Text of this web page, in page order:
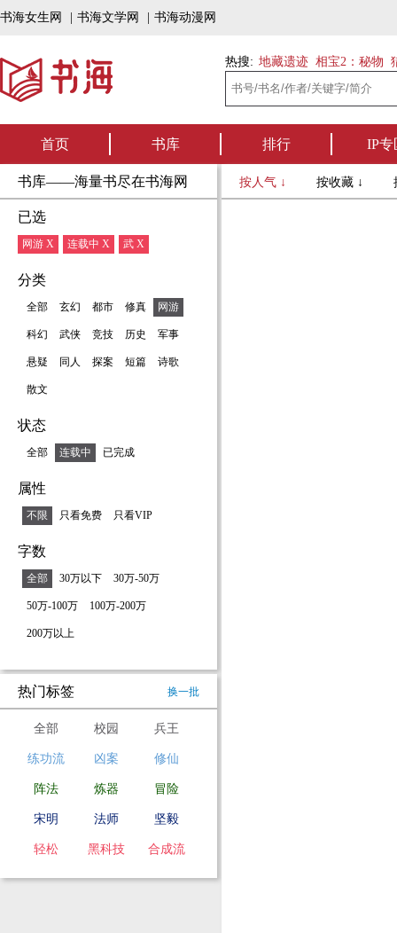
书海女生网 书海文学网 书海动漫网
热搜: 地藏遗迹 相宝2：秘物
首页 书库 排行 IP专
书库——海量书尽在书海网
已选
网游 X 连载中 X 武 X
分类
全部 玄幻 都市 修真 网游
科幻 武侠 竞技 历史 军事
悬疑 同人 探案 短篇 诗歌
散文
状态
全部 连载中 已完成
属性
不限 只看免费 只看VIP
字数
全部 30万以下 30万-50万
50万-100万 100万-200万
200万以上
热门标签 换一批
全部 校园 兵王
练功流 凶案 修仙
阵法 炼器 冒险
宋明 法师 坚毅
轻松 黑科技 合成流
按人气 ↓ 按收藏 ↓